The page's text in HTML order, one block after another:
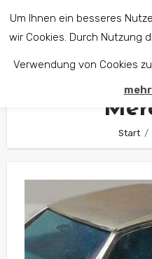
Start
Um Ihnen ein besseres
wir Cookies. Durch Nutzung
Verwendung von Cookies